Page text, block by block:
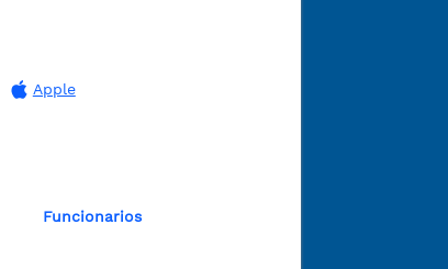
Apple
Funcionarios